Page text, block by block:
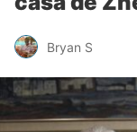
Bryan S